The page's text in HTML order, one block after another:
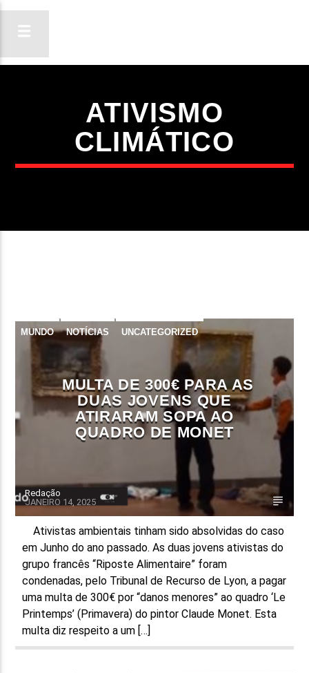
ON FM
LIGA-TE
FAIXA ATUAL
TÍTULO
ARTISTA
ON FM
ATIVISMO
CLIMÁTICO
MUNDO NOTÍCIAS UNCATEGORIZED
MULTA DE 300€ PARA AS
DUAS JOVENS QUE
ATIRARAM SOPA AO
QUADRO DE MONET
Redação
JANEIRO 14, 2025
Ativistas ambientais tinham sido absolvidas do caso
em Junho do ano passado. As duas jovens ativistas do
grupo francês “Riposte Alimentaire” foram
condenadas, pelo Tribunal de Recurso de Lyon, a pagar
uma multa de 300€ por “danos menores” ao quadro ‘Le
Printemps’ (Primavera) do pintor Claude Monet. Esta
multa diz respeito a um […]